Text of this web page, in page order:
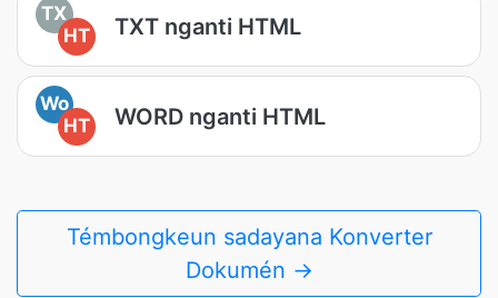
TX
HT
TXT nganti HTML
Wo
HT
WORD nganti HTML
Témbongkeun sadayana Konverter
Dokumén →